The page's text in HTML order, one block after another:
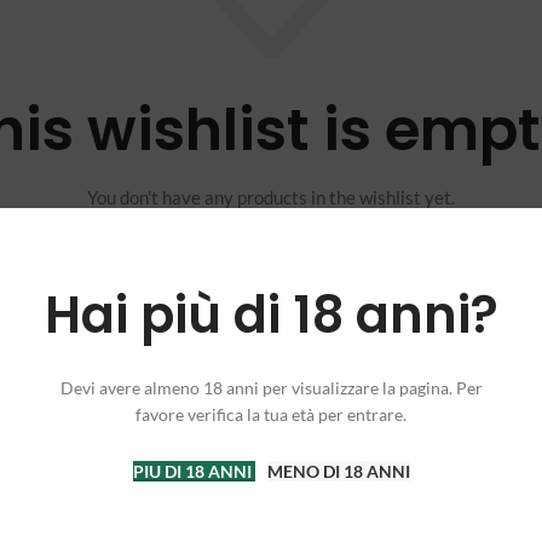
Hai più di 18 anni?
Devi avere almeno 18 anni per visualizzare la pagina. Per
favore verifica la tua età per entrare.
PIU DI 18 ANNI MENO DI 18 ANNI
wishlist is
You don't have any products in the wishlist yet.